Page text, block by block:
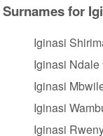
Surnames for
Iginasi
Iginasi Ndale
Iginasi
Iginasi
Iginasi